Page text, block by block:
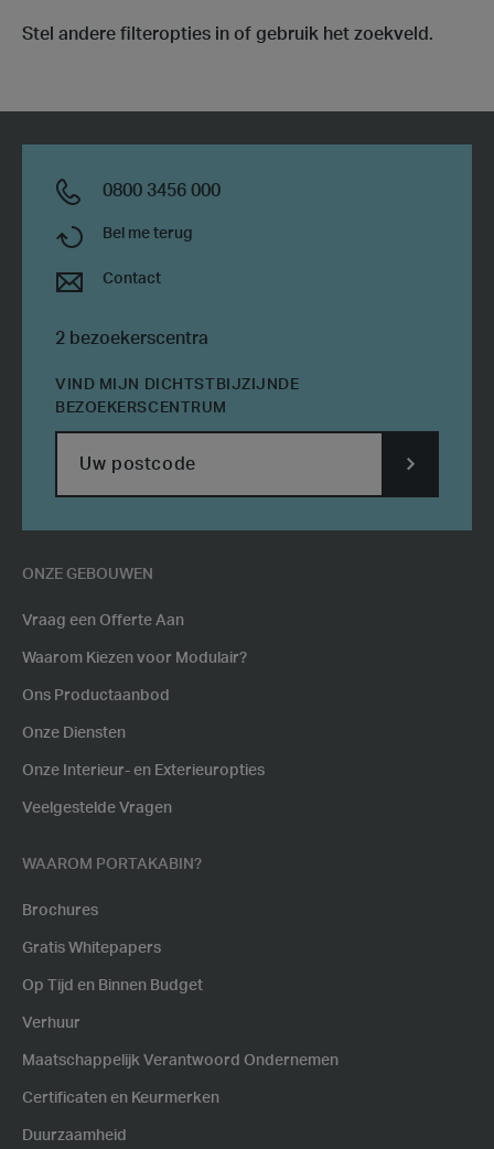
Stel andere filteropties in of gebruik het zoekveld.
ONZE GEBOUWEN
Vraag een Offerte Aan
Waarom Kiezen voor Modulair?
Ons Productaanbod
Onze Diensten
Onze Interieur- en Exterieuropties
Veelgestelde Vragen
WAAROM PORTAKABIN?
Brochures
Gratis Whitepapers
Op Tijd en Binnen Budget
Verhuur
Maatschappelijk Verantwoord Ondernemen
Certificaten en Keurmerken
Duurzaamheid
0800 3456 000
Bel me terug
Contact
2 bezoekerscentra
VIND MIJN DICHTSTBIJZIJNDE
BEZOEKERSCENTRUM
POSTCODE